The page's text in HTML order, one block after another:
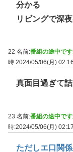
分かる
リビングで深
22 名前:番組の途中で
時:2024/05/06(月)
真面目過ぎて
23 名前:番組の途中で
時:2024/05/06(月)
ただしエ口関